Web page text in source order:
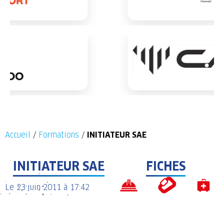
Accueil / Formations / INITIATEUR SAE
INITIATEUR SAE
Le 23 juin 2011 à 17:42
FICHES